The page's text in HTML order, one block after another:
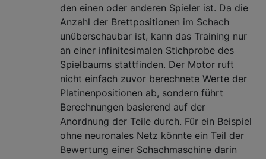
den einen oder anderen Spieler ist. Da die
Anzahl der Brettpositionen im Schach
unüberschaubar ist, kann das Training nur
an einer infinitesimalen Stichprobe des
Spielbaums stattfinden. Der Motor ruft
nicht einfach zuvor berechnete Werte der
Platinenpositionen ab, sondern führt
Berechnungen basierend auf der
Anordnung der Teile durch. Für ein Beispiel
ohne neuronales Netz könnte ein Teil der
Bewertung einer Schachmaschine darin